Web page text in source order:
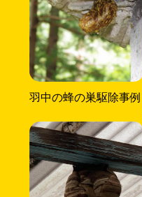
羽中の蜂の巣駆除事例